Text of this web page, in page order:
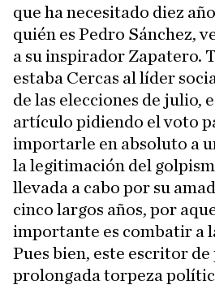
que ha necesitado diez
quién es Pedro Sánchez,
a su inspirador Zapatero.
estaba Cercas al líder
de las elecciones de julio,
artículo pidiendo el voto
importarle en absoluto a
la legitimación del
llevada a cabo por su
cinco largos años, por
importante es combatir a
Pues bien, este escritor
prolongada torpeza